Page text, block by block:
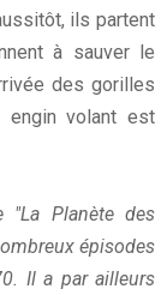
ils partent
à sauver le
des gorilles
engin volant est
"La Planète des
épisodes
Il a par ailleurs